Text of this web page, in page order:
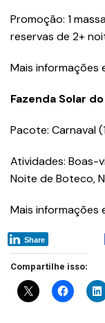
Promoção: 1
reservas de 2+
Mais informações
Fazenda Solar
Pacote: Carnaval
Atividades: Boas-
Noite de Boteco,
Mais informações
Share
Compartilhe isso: